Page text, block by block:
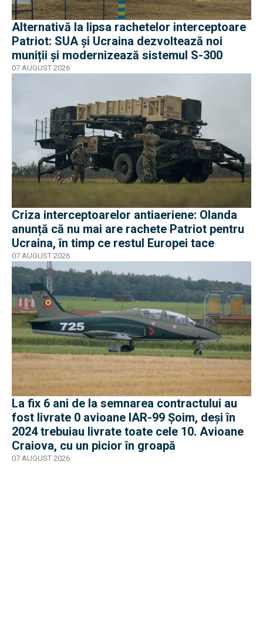
Alternativă la lipsa rachetelor interceptoare
Patriot: SUA și Ucraina dezvoltează noi
muniții și modernizează sistemul S-300
07 AUGUST 2026
Criza interceptoarelor antiaeriene: Olanda
anunță că nu mai are rachete Patriot pentru
Ucraina, în timp ce restul Europei tace
07 AUGUST 2026
La fix 6 ani de la semnarea contractului au
fost livrate 0 avioane IAR-99 Șoim, deși în
2024 trebuiau livrate toate cele 10. Avioane
Craiova, cu un picior în groapă
07 AUGUST 2026